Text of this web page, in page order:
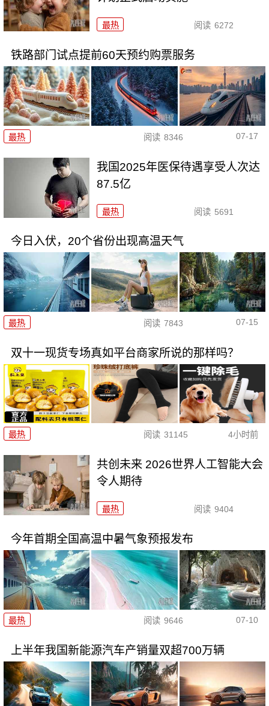
最热 阅读 6272
铁路部门试点提前60天预约购票服务
最热 阅读 8346 07-17
我国2025年医保待遇享受人次达
87.5亿
最热 阅读 5691
今日入伏，20个省份出现高温天气
最热 阅读 7843 07-15
双十一现货专场真如平台商家所说的那样吗？
最热 阅读 31145 4小时前
共创未来 2026世界人工智能大会
令人期待
最热 阅读 9404
今年首期全国高温中暑气象预报发布
最热 阅读 9646 07-10
上半年我国新能源汽车产销量双超700万辆